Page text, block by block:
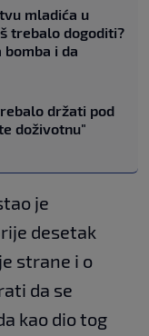
mladića u
trebalo dogoditi?
bomba i da
držati pod
doživotnu"
je
desetak
strane i o
da se
kao dio tog